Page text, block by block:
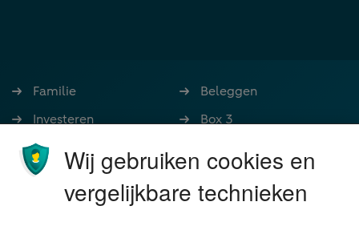
Familie
Investeren
Ondernemen
Stoppen met werken
Wonen
Beleggen
Box 3
Nalatenschap
Schenken
Wij gebruiken cookies en
vergelijkbare technieken